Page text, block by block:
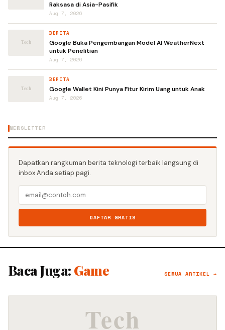
Raksasa di Asia-Pasifik
Aug 7, 2026
BERITA
Google Buka Pengembangan Model AI WeatherNext
untuk Penelitian
Aug 7, 2026
BERITA
Google Wallet Kini Punya Fitur Kirim Uang untuk Anak
Aug 7, 2026
NEWSLETTER
Dapatkan rangkuman berita teknologi terbaik langsung di
inbox Anda setiap pagi.
DAFTAR GRATIS
Baca Juga: Game SEMUA ARTIKEL →